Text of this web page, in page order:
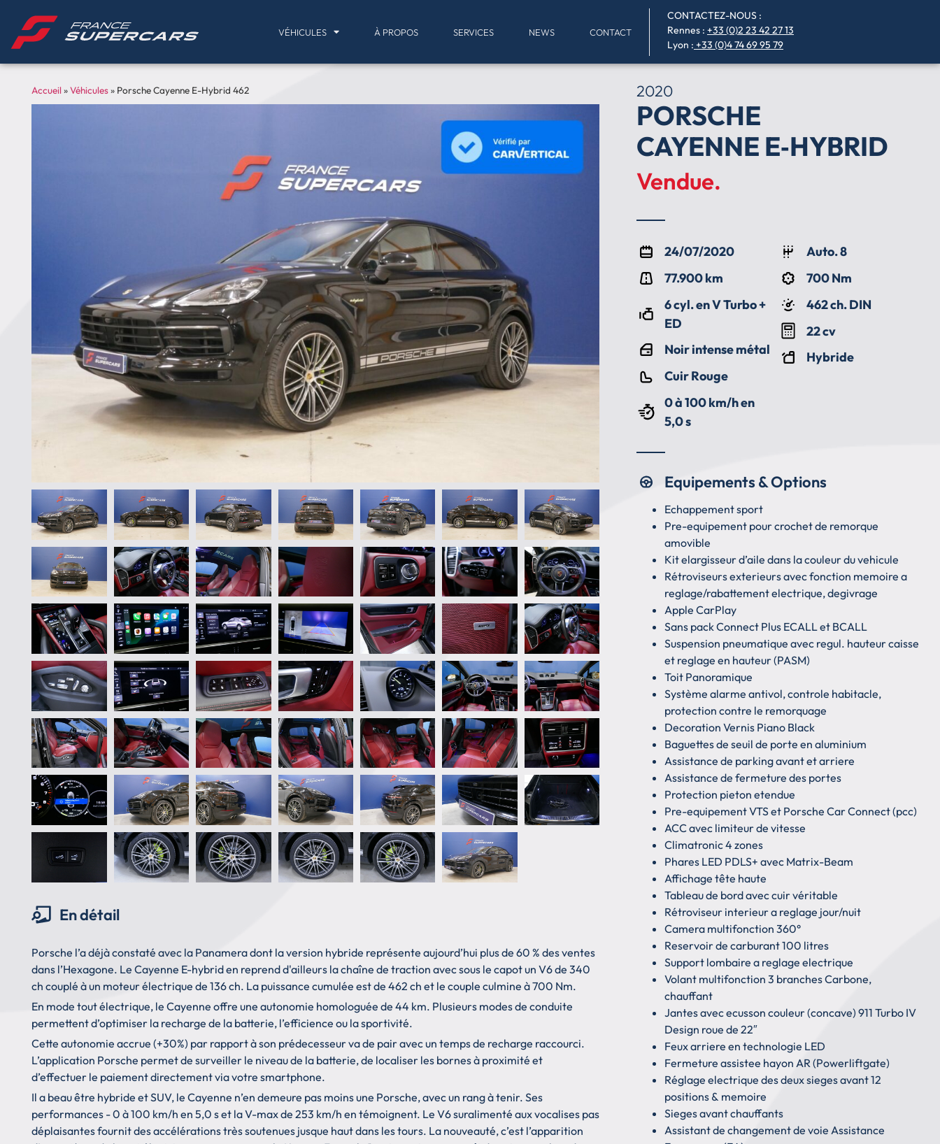
VÉHICULES À PROPOS SERVICES NEWS CONTACT
CONTACTEZ-NOUS :
Rennes : +33 (0)2 23 42 27 13
Lyon : +33 (0)4 74 69 95 79
Accueil»Véhicules» Porsche Cayenne E-Hybrid 462
En détail
Porsche l’a déjà constaté avec la Panamera dont la version hybride représente aujourd’hui plus de 60 % des ventes
dans l’Hexagone. Le Cayenne E-hybrid en reprend d'ailleurs la chaîne de traction avec sous le capot un V6 de 340
ch couplé à un moteur électrique de 136 ch. La puissance cumulée est de 462 ch et le couple culmine à 700 Nm.
En mode tout électrique, le Cayenne offre une autonomie homologuée de 44 km. Plusieurs modes de conduite
permettent d’optimiser la recharge de la batterie, l’efficience ou la sportivité.
Cette autonomie accrue (+30%) par rapport à son prédecesseur va de pair avec un temps de recharge raccourci.
L’application Porsche permet de surveiller le niveau de la batterie, de localiser les bornes à proximité et
d’effectuer le paiement directement via votre smartphone.
Il a beau être hybride et SUV, le Cayenne n’en demeure pas moins une Porsche, avec un rang à tenir. Ses
performances - 0 à 100 km/h en 5,0 s et la V-max de 253 km/h en témoignent. Le V6 suralimenté aux vocalises pas
déplaisantes fournit des accélérations très soutenues jusque haut dans les tours. La nouveauté, c’est l’apparition
2020
PORSCHE
CAYENNE E‑HYBRID
Vendue.
24/07/2020
77.900 km
6 cyl. en V Turbo +
ED
Noir intense métal
Cuir Rouge
0 à 100 km/h en
5,0 s
Auto. 8
700 Nm
462 ch. DIN
22 cv
Hybride
Equipements & Options
Echappement sport
Pre-equipement pour crochet de remorque
amovible
Kit elargisseur d’aile dans la couleur du vehicule
Rétroviseurs exterieurs avec fonction memoire a
reglage/rabattement electrique, degivrage
Apple CarPlay
Sans pack Connect Plus ECALL et BCALL
Suspension pneumatique avec regul. hauteur caisse
et reglage en hauteur (PASM)
Toit Panoramique
Système alarme antivol, controle habitacle,
protection contre le remorquage
Decoration Vernis Piano Black
Baguettes de seuil de porte en aluminium
Assistance de parking avant et arriere
Assistance de fermeture des portes
Protection pieton etendue
Pre-equipement VTS et Porsche Car Connect (pcc)
ACC avec limiteur de vitesse
Climatronic 4 zones
Phares LED PDLS+ avec Matrix-Beam
Affichage tête haute
Tableau de bord avec cuir véritable
Rétroviseur interieur a reglage jour/nuit
Camera multifonction 360°
Reservoir de carburant 100 litres
Support lombaire a reglage electrique
Volant multifonction 3 branches Carbone,
chauffant
Jantes avec ecusson couleur (concave) 911 Turbo IV
Design roue de 22″
Feux arriere en technologie LED
Fermeture assistee hayon AR (Powerliftgate)
Réglage electrique des deux sieges avant 12
positions & memoire
Sieges avant chauffants
Assistant de changement de voie Assistance